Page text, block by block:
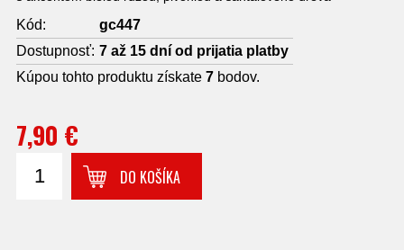
Kód:
gc447
Dostupnosť: 7 až 15 dní od prijatia platby
Kúpou tohto produktu získate 7 bodov.
7,90 €
DO KOŠÍKA